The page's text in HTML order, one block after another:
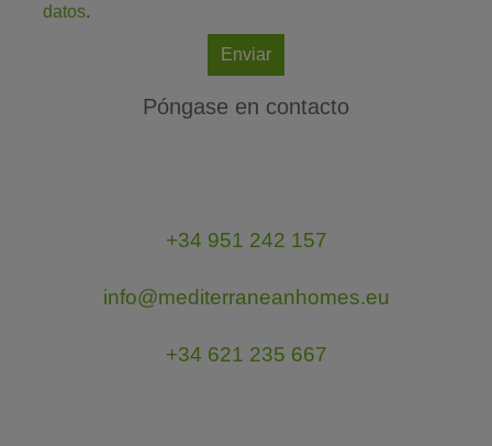
datos.
Enviar
Póngase en contacto
+34 951 242 157
info@mediterraneanhomes.eu
+34 621 235 667